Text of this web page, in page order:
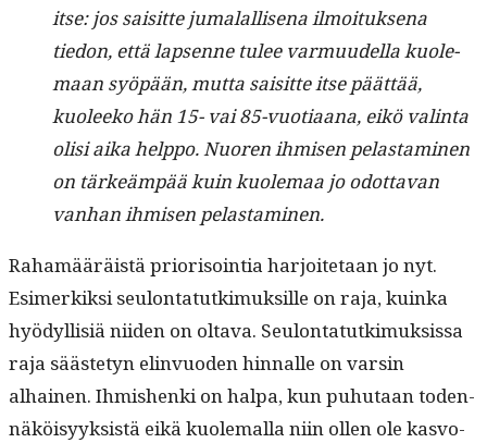
itse: jos saisitte jumalal­lise­na ilmoituk­se­na
tiedon, että lapsenne tulee var­muudel­la kuole­
maan syöpään, mut­ta saisitte itse päät­tää,
kuoleeko hän 15- vai 85-vuo­ti­aana, eikö val­in­ta
olisi aika help­po. Nuoren ihmisen pelas­t­a­mi­nen
on tärkeäm­pää kuin kuole­maa jo odot­ta­van
van­han ihmisen pelastaminen.
Rahamääräistä pri­or­isoin­tia har­joite­taan jo nyt.
Esimerkik­si seu­lon­tatutkimuk­sille on raja, kuin­ka
hyödyl­lisiä niiden on olta­va. Seu­lon­tatutkimuk­sis­sa
raja sääste­tyn elin­vuo­den hin­nalle on varsin
alhainen. Ihmishen­ki on hal­pa, kun puhutaan toden­
näköisyyk­sistä eikä kuole­mal­la niin ollen ole kasvo­